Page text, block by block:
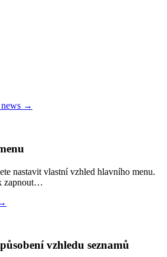
→
nastavit vlastní vzhled hlavního menu.
zapnout…
vzhledu seznamů